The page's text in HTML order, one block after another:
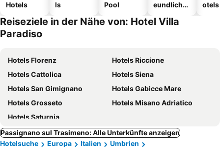
Hotels
ls
Pool
eundliche
otels
Reiseziele in der Nähe von: Hotel Villa
Paradiso
Hotels Florenz
Hotels Riccione
Hotels Cattolica
Hotels Siena
Hotels San Gimignano
Hotels Gabicce Mare
Hotels Grosseto
Hotels Misano Adriatico
Hotels Saturnia
Passignano sul Trasimeno: Alle Unterkünfte anzeigen
Hotelsuche
Europa Italien
Umbrien